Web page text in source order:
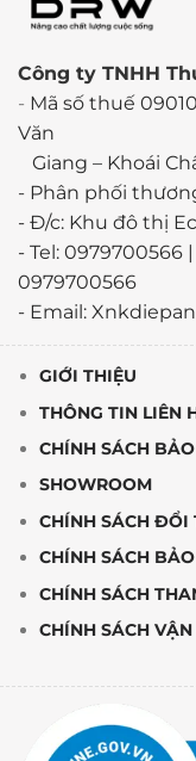
Công ty TNHH
- Mã số thuế
Văn
Giang – Khoái
- Phân phối
- Đ/c: Khu đô thị
- Tel: 0979700566
0979700566
- Email:
GIỚI THIỆU
THÔNG TIN LIÊN
CHÍNH SÁCH
SHOWROOM
CHÍNH SÁCH ĐỔI
CHÍNH SÁCH
CHÍNH SÁCH
CHÍNH SÁCH